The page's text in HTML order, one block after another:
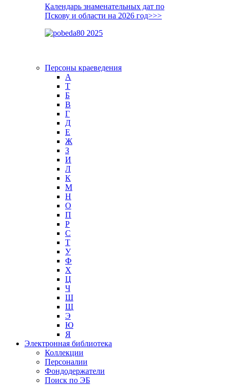
Календарь знаменательных дат по
Пскову и области на 2026 год>>>
Персоны краеведения
А
T
Б
В
Г
Д
Е
Ж
З
И
Л
К
М
Н
О
П
Р
С
Т
У
Ф
Х
Ц
Ч
Ш
Щ
Э
Ю
Я
Электронная библиотека
Коллекции
Персоналии
Фондодержатели
Поиск по ЭБ